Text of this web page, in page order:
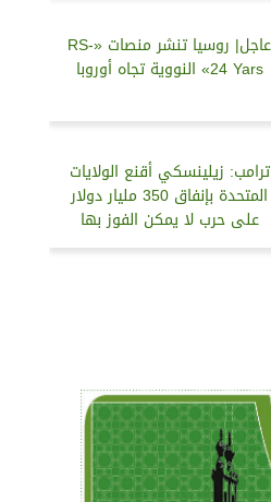
عاجل| روسيا تنشر منصات «RS-
24 Yars» النووية تجاه أوروبا
ترامب: زيلينسكي أقنع الولايات
المتحدة بإنفاق 350 مليار دولار
على حرب لا يمكن الفوز بها